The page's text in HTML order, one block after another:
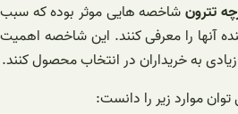
تترونشاخصه هایی موثر بوده که سبب
آنها را معرفی کنند. این شاخصه اهمیت
به خریداران در انتخاب محصول کنند.
موارد زیر را دانست: